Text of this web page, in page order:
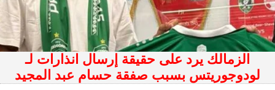
الزمالك يرد على حقيقة إرسال انذارات لـ
لودوجوريتس بسبب صفقة حسام عبد المجيد